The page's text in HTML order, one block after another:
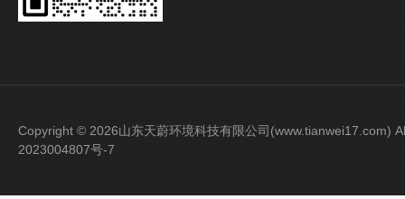
Copyright © 2026山东天蔚环境科技有限公司(www.tianwei17.com)
2023004807号-7